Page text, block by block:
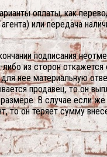
оплаты, как
или передача
подписания
из сторон
нее материальную
продавец, то он
В случае если
то он теряет сумму